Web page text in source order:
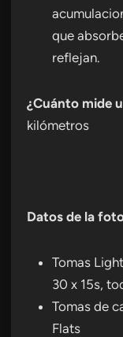
que
reflejan.
¿Cuánto mide
kilómetros
Datos de la
Tomas
30 x 15s,
Tomas de
Flats